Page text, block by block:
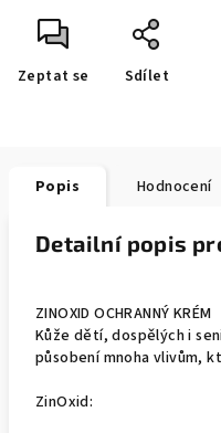
Zeptat se Sdílet
Popis Hodnocení
Detailní popis
ZINOXID OCHRANNÝ KRÉM
Kůže dětí, dospělých i
působení mnoha vlivům,
ZinOxid: